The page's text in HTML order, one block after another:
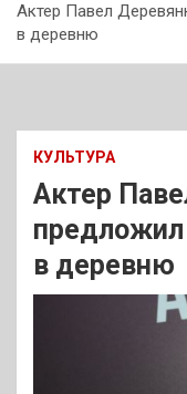
Актер Павел
в деревню
КУЛЬТУРА
Актер
в деревню